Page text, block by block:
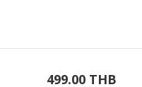
499.00 THB